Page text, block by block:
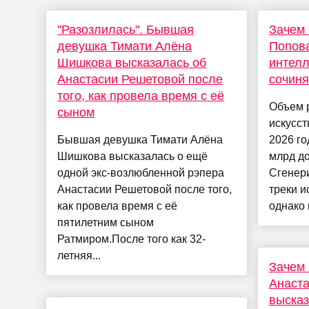
"Разозлилась". Бывшая
девушка Тимати Алёна
Шишкова высказалась об
Анастасии Решетовой после
того, как провела время с её
сыном
Бывшая девушка Тимати Алёна
Шишкова высказалась о ещё
одной экс-возлюбленной рэпера
Анастасии Решетовой после того,
как провела время с её
пятилетним сыном
Ратмиром.После того как 32-
летняя...
Зачем
Объем
2026
млрд
треки
однако
Зачем